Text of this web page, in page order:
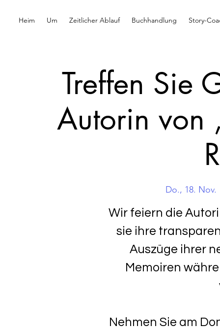
Heim Um Zeitlicher Ablauf Buchhandlung Story-
Treffen Sie
Autorin von
Do., 18. Nov.
Wir feiern die
sie ihre
Auszüge ihrer
Memoiren
Nehmen Sie am